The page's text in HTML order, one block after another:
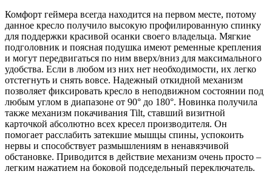
Комфорт геймера всегда находится на первом месте, потому
данное кресло получило высокую профилированную спинку
для поддержки красивой осанки своего владельца. Мягкие
подголовник и поясная подушка имеют ременные крепления
и могут передвигаться по ним вверх/вниз для максимального
удобства. Если в любом из них нет необходимости, их легко
отстегнуть и снять вовсе. Надежный откидной механизм
позволяет фиксировать кресло в неподвижном состоянии под
любым углом в диапазоне от 90° до 180°. Новинка получила
также механизм покачивания Tilt, ставший визитной
карточкой абсолютно всех кресел производителя. Он
помогает расслабить затекшие мышцы спины, успокоить
нервы и способствует размышлениям в ненавязчивой
обстановке. Приводится в действие механизм очень просто –
легким нажатием на боковой подседельный переключатель.